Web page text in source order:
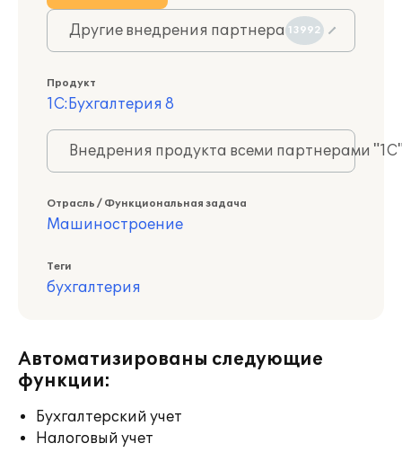
Другие внедрения партнера 13992
Продукт
1С:Бухгалтерия 8
Внедрения продукта всеми партнерами
Отрасль / Функциональная задача
Машиностроение
Теги
бухгалтерия
Автоматизированы следующие
функции:
Бухгалтерский учет
Налоговый учет